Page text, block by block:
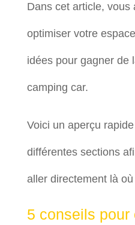
Dans cet article, vous
optimiser votre
idées pour gagner de
camping car.
Voici un aperçu
différentes sections
aller directement là
5 conseils pour